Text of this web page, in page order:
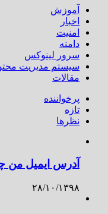
آموزش
اخبار
امنیت
دامنه
سرور لینوکس
سیستم مدیریت
مقالات
پرخواننده
تازه
نظرها
آدرس ایمیل من
۲۸/۱۰/۱۳۹۸